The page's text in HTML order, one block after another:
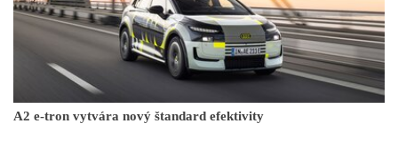
A2 e-tron vytvára nový štandard efektivity